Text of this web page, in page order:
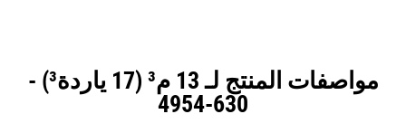
مواصفات المنتج لـ 13 م³ (17 ياردة³) -
630-4954